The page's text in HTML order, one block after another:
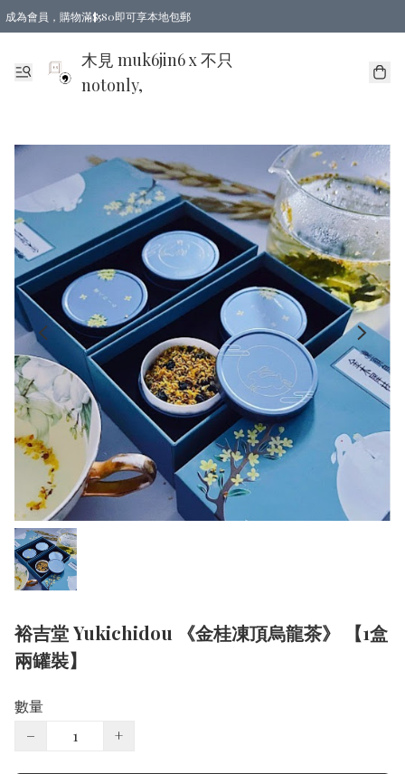
成為會員，購物滿$580即可享本地包郵
亞洲地區買滿$780包郵，歐美地區買滿$980包郵
木見 muk6jin6 x 不只
notonly,
裕吉堂 Yukichidou 《金桂凍頂烏龍茶》 【1盒
兩罐裝】
數量
−
+